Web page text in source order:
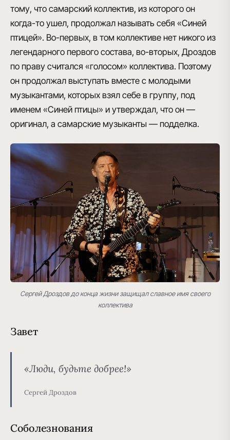
тому, что самарский коллектив, из которого он
когда-то ушел, продолжал называть себя «Синей
птицей». Во-первых, в том коллективе нет никого из
легендарного первого состава, во-вторых, Дроздов
по праву считался «голосом» коллектива. Поэтому
он продолжал выступать вместе с молодыми
музыкантами, которых взял себе в группу, под
именем «Синей птицы» и утверждал, что он —
оригинал, а самарские музыканты — подделка.
Сергей Дроздов до конца жизни защищал славное имя своего
коллектива
Завет
«Люди, будьте добрее!»
Сергей Дроздов
Соболезнования